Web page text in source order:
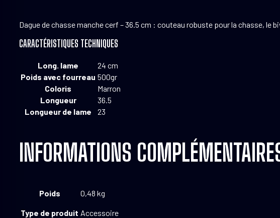
Dague de chasse manche cerf – 36.5 cm : couteau robuste pour la chasse, le
CARACTÉRISTIQUES TECHNIQUES
Long. lame
24 cm
Poids avec fourreau 500gr
Coloris
Marron
Longueur
36.5
Longueur de lame
23
INFORMATIONS
Poids 0,48 kg
Type de produit Accessoire